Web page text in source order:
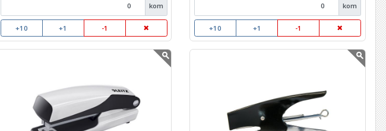
kom
+10 +1 -1
kom
+10 +1 -1